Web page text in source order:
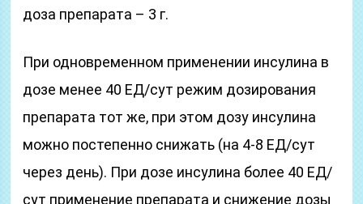
доза препарата – 3 г.
При одновременном применении инсулина в
дозе менее 40 ЕД/сут режим дозирования
препарата тот же, при этом дозу инсулина
можно постепенно снижать (на 4-8 ЕД/сут
через день). При дозе инсулина более 40 ЕД/
сут применение препарата и снижение дозы